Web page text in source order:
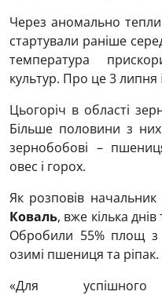
Через аномально
стартували раніше
температура
культур. Про це 3 липня
Цьогоріч в області
Більше половини з
зернобобові –
овес і горох.
Як розповів начальник
Коваль, вже кілька
Обробили 55% площ з
озимі пшениця та ріпак.
«Для